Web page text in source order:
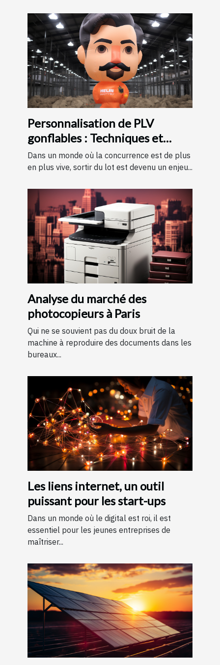
Personnalisation de PLV
gonflables : Techniques et
astuces pour un message
impactant
Dans un monde où la concurrence est de plus
en plus vive, sortir du lot est devenu un enjeu...
Analyse du marché des
photocopieurs à Paris
Qui ne se souvient pas du doux bruit de la
machine à reproduire des documents dans les
bureaux...
Les liens internet, un outil
puissant pour les start-ups
Dans un monde où le digital est roi, il est
essentiel pour les jeunes entreprises de
maîtriser...